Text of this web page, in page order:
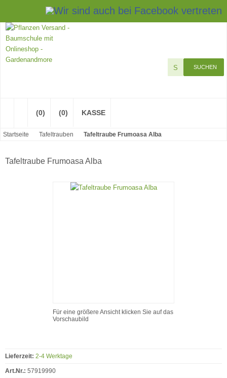
SUCHEN
(0) (0) KASSE
Startseite Tafeltrauben Tafeltraube Frumoasa Alba
Tafeltraube Frumoasa Alba
Für eine größere Ansicht klicken Sie auf das
Vorschaubild
Lieferzeit: 2-4 Werktage
Art.Nr.: 57919990